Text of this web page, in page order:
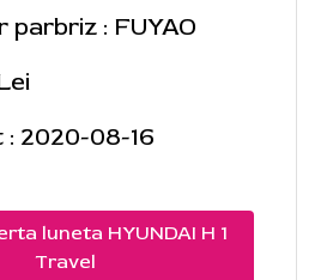
parbriz : FUYAO
: 2020-08-16
luneta HYUNDAI H 1
Travel